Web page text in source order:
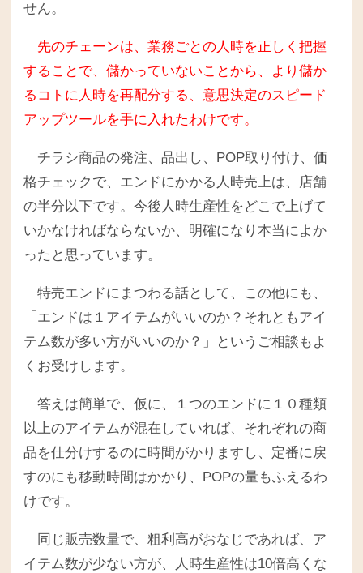
せん。
先のチェーンは、業務ごとの人時を正しく把握
することで、儲かっていないことから、より儲か
るコトに人時を再配分する、意思決定のスピード
アップツールを手に入れたわけです。
チラシ商品の発注、品出し、POP取り付け、価
格チェックで、エンドにかかる人時売上は、店舗
の半分以下です。今後人時生産性をどこで上げて
いかなければならないか、明確になり本当によか
ったと思っています。
特売エンドにまつわる話として、この他にも、
「エンドは１アイテムがいいのか？それともアイ
テム数が多い方がいいのか？」というご相談もよ
くお受けします。
答えは簡単で、仮に、１つのエンドに１０種類
以上のアイテムが混在していれば、それぞれの商
品を仕分けするのに時間がかりますし、定番に戻
すのにも移動時間はかかり、POPの量もふえるわ
けです。
同じ販売数量で、粗利高がおなじであれば、ア
イテム数が少ない方が、人時生産性は10倍高くな